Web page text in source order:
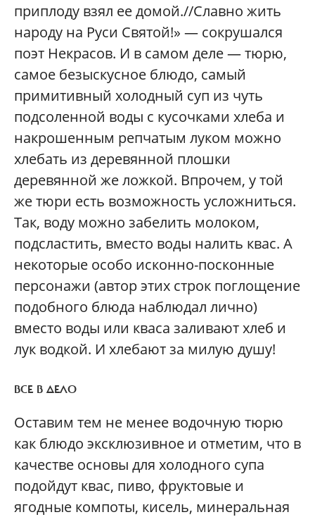
приплоду взял ее домой.//Славно жить
народу на Руси Святой!» — сокрушался
поэт Некрасов. И в самом деле — тюрю,
самое безыскусное блюдо, самый
примитивный холодный суп из чуть
подсоленной воды с кусочками хлеба и
накрошенным репчатым луком можно
хлебать из деревянной плошки
деревянной же ложкой. Впрочем, у той
же тюри есть возможность усложниться.
Так, воду можно забелить молоком,
подсластить, вместо воды налить квас. А
некоторые особо исконно-посконные
персонажи (автор этих строк поглощение
подобного блюда наблюдал лично)
вместо воды или кваса заливают хлеб и
лук водкой. И хлебают за милую душу!
ВСЕ В ДЕЛО
Оставим тем не менее водочную тюрю
как блюдо эксклюзивное и отметим, что в
качестве основы для холодного супа
подойдут квас, пиво, фруктовые и
ягодные компоты, кисель, минеральная